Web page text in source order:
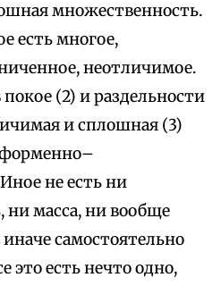
множественность.
есть многое,
неотличимое.
(2) и раздельности
и сплошная (3)
не есть ни
ни масса, ни вообще
самостоятельно
это есть нечто одно,